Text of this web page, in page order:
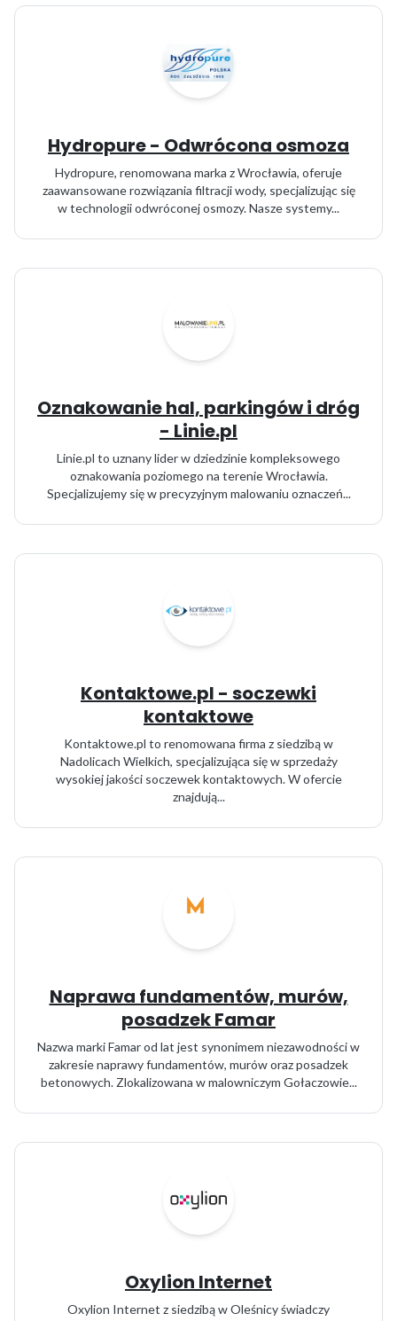
Hydropure - Odwrócona osmoza
Hydropure, renomowana marka z Wrocławia, oferuje
zaawansowane rozwiązania filtracji wody, specjalizując się
w technologii odwróconej osmozy. Nasze systemy...
Oznakowanie hal, parkingów i dróg
- Linie.pl
Linie.pl to uznany lider w dziedzinie kompleksowego
oznakowania poziomego na terenie Wrocławia.
Specjalizujemy się w precyzyjnym malowaniu oznaczeń...
Kontaktowe.pl - soczewki
kontaktowe
Kontaktowe.pl to renomowana firma z siedzibą w
Nadolicach Wielkich, specjalizująca się w sprzedaży
wysokiej jakości soczewek kontaktowych. W ofercie
znajdują...
Naprawa fundamentów, murów,
posadzek Famar
Nazwa marki Famar od lat jest synonimem niezawodności w
zakresie naprawy fundamentów, murów oraz posadzek
betonowych. Zlokalizowana w malowniczym Gołaczowie...
Oxylion Internet
Oxylion Internet z siedzibą w Oleśnicy świadczy